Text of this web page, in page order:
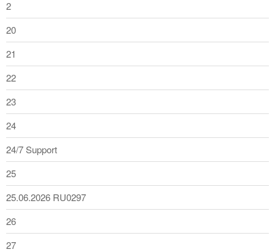
2
20
21
22
23
24
24/7 Support
25
25.06.2026 RU0297
26
27